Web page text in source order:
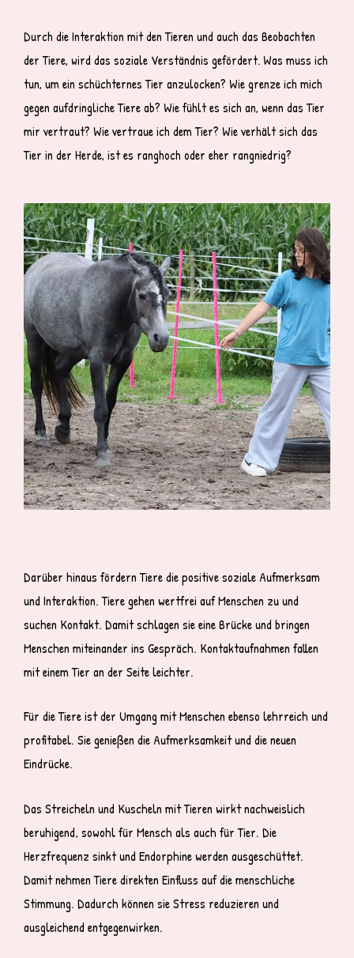
Durch die Interaktion mit den Tieren und auch das Beobachten
der Tiere, wird das soziale Verständnis gefördert. Was muss ich
tun, um ein schüchternes Tier anzulocken? Wie grenze ich mich
gegen aufdringliche Tiere ab? Wie fühlt es sich an, wenn das Tier
mir vertraut? Wie vertraue ich dem Tier? Wie verhält sich das
Tier in der Herde, ist es ranghoch oder eher rangniedrig?
Darüber hinaus fördern Tiere die positive soziale Aufmerksam
und Interaktion. Tiere gehen wertfrei auf Menschen zu und
suchen Kontakt. Damit schlagen sie eine Brücke und bringen
Menschen miteinander ins Gespräch. Kontaktaufnahmen fallen
mit einem Tier an der Seite leichter.
Für die Tiere ist der Umgang mit Menschen ebenso lehrreich und
profitabel. Sie genießen die Aufmerksamkeit und die neuen
Eindrücke.
Das Streicheln und Kuscheln mit Tieren wirkt nachweislich
beruhigend, sowohl für Mensch als auch für Tier. Die
Herzfrequenz sinkt und Endorphine werden ausgeschüttet.
Damit nehmen Tiere direkten Einfluss auf die menschliche
Stimmung. Dadurch können sie Stress reduzieren und
ausgleichend entgegenwirken.